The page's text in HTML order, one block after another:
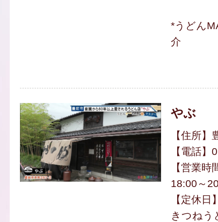
*うどん
介
やぶ
【住所
【電話
【営業
18:00～
【定休日
きつねう